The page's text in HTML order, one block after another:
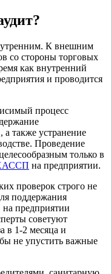
К внешним
со стороны торговых
как внутренний
и проводится
процесс
также устранение
Проведение
только в
на предприятии.
проверок строго не
поддержания
предприятии
советуют
в 1-2 месяца и
не упустить важные